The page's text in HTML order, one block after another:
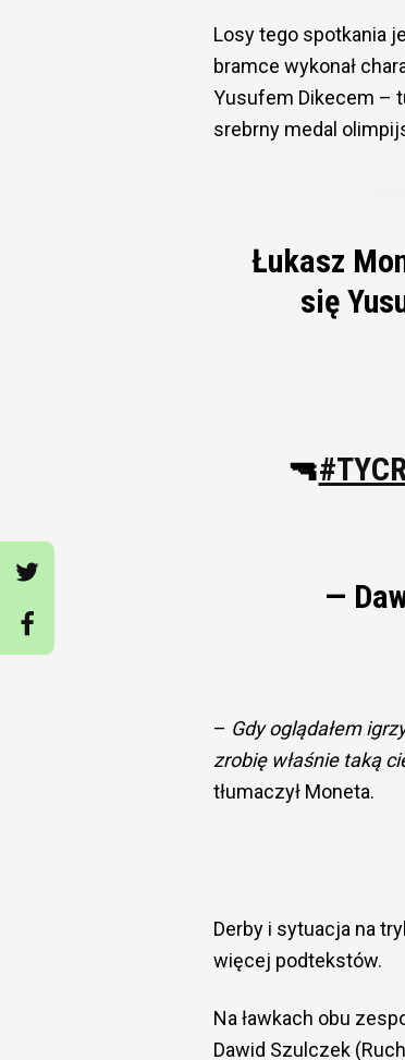
Losy tego spotkania
bramce wykonał
Yusufem Dikecem –
srebrny medal
Łukasz
się
🔫
—
– Gdy oglądałem
zrobię właśnie taką
tłumaczył Moneta.
Derby i sytuacja na
więcej podtekstów.
Na ławkach obu
Dawid Szulczek